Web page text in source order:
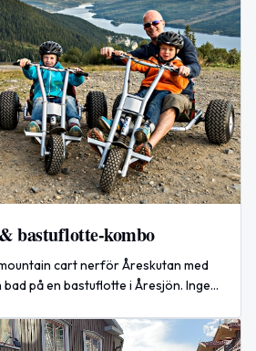
bastuflotte-kombo
cart nerför Åreskutan med
på en bastuflotte i Åresjön. Ingen